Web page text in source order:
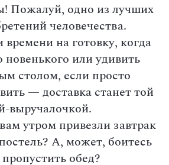
Пожалуй, одно из лучших
человечества.
времени на готовку, когда
новенького или удивить
столом, если просто
— доставка станет той
выручалочкой.
утром привезли завтрак
А, может, боитесь
обед?